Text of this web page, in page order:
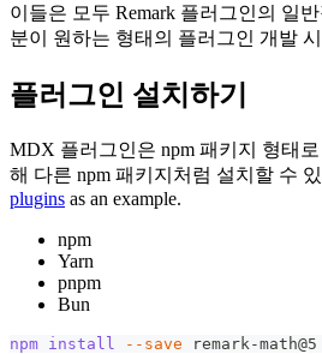
이들은 모두 Remark 플러그인의 일
분이 원하는 형태의 플러그인 개발
플러그인 설치하기
MDX 플러그인은 npm 패키지 형태
해 다른 npm 패키지처럼 설치할 수
plugins as an example.
npm
Yarn
pnpm
Bun
npm install --save remark-